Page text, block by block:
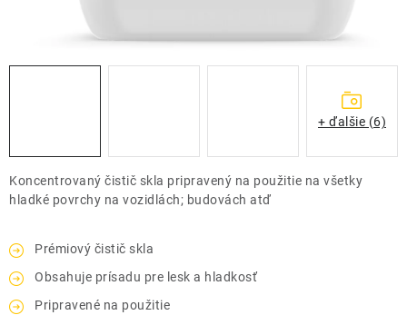
info@kcshop.sk
+421 918 725 111
Koncentrovaný čistič skla pripravený na použitie na všetky
hladké povrchy na vozidlách; budovách atď
Prémiový čistič skla
Obsahuje prísadu pre lesk a hladkosť
Pripravené na použitie
+ ďalšie (6)